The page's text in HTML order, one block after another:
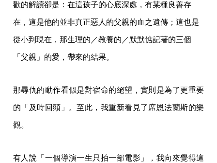
歡的解讀卻是：在這孩子的心底深處，有某種良善存
在，這是他的並非真正惡人的父親的血之遺傳；這也是
從小到現在，那生理的／教養的／默默惦記著的三個
「父親」的愛，帶來的結果。
那尋仇的動作看似是對宿命的絕望，實則是為了更重要
的「及時回頭」。至此，我重新看見了席恩法蘭斯的樂
觀。
有人說「一個導演一生只拍一部電影」，我向來覺得這